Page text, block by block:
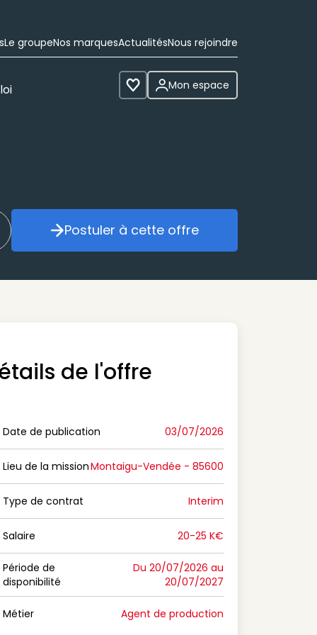
Le groupeNos marquesActualitésNous rejoindre
Voir les favoris
Mon espace
mon alerte Postuler à cette offre
Postuler à cette offre
de l'offre
Date de publication
Date de publication 03/07/2026
Lieu de la mission
Lieu de la missionMontaigu-Vendée - 85600
Type de contrat
Type de contrat Interim
Salaire
Salaire 20-25 K€
Période de disponibilité
Période de
disponibilité
Du 20/07/2026 au
20/07/2027
Métier Agent de production